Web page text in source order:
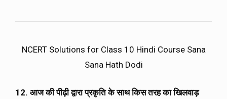
NCERT Solutions for Class 10 Hindi Course Sana
Sana Hath Dodi
12. आज की पीढ़ी द्वारा प्रकृति के साथ किस तरह का खिलवाड़